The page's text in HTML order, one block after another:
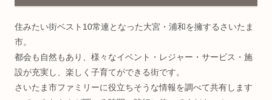
住みたい街ベスト10常連となった大宮・浦和を擁するさいたま
市。
都会も自然もあり、様々なイベント・レジャー・サービス・施
設が充実し、楽しく子育てができる街です。
さいたま市ファミリーに役立ちそうな情報を調べて共有します